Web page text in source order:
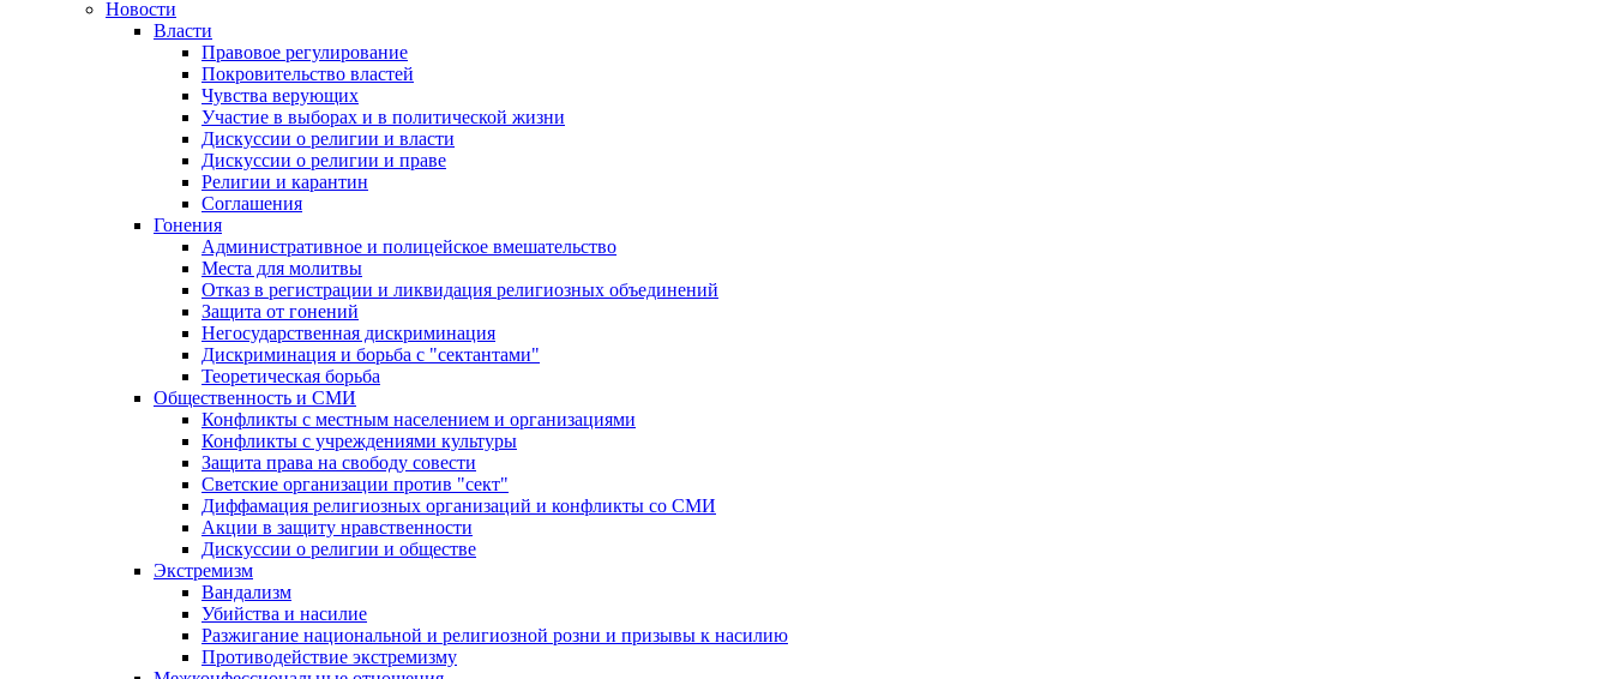
Новости
Власти
Правовое регулирование
Покровительство властей
Чувства верующих
Участие в выборах и в политической жизни
Дискуссии о религии и власти
Дискуссии о религии и праве
Религии и карантин
Соглашения
Гонения
Административное и полицейское вмешательство
Места для молитвы
Отказ в регистрации и ликвидация религиозных объединений
Защита от гонений
Негосударственная дискриминация
Дискриминация и борьба с "сектантами"
Теоретическая борьба
Общественность и СМИ
Конфликты с местным населением и организациями
Конфликты с учреждениями культуры
Защита права на свободу совести
Светские организации против "сект"
Диффамация религиозных организаций и конфликты со СМИ
Акции в защиту нравственности
Дискуссии о религии и обществе
Экстремизм
Вандализм
Убийства и насилие
Разжигание национальной и религиозной розни и призывы к насилию
Противодействие экстремизму